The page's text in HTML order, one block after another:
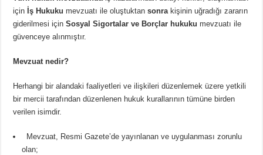
için İş Hukuku mevzuatı ile oluştuktan sonrakişinin uğradığı zararın
giderilmesi içinSosyal Sigortalar ve Borçlar hukuku mevzuatı ile
güvenceye alınmıştır.
Mevzuat nedir?
Herhangi bir alandaki faaliyetleri ve ilişkileri düzenlemek üzere yetkili
bir mercii tarafından düzenlenen hukuk kurallarının tümüne birden
verilen isimdir.
Mevzuat, Resmi Gazete’de yayınlanan ve uygulanması zorunlu
olan;